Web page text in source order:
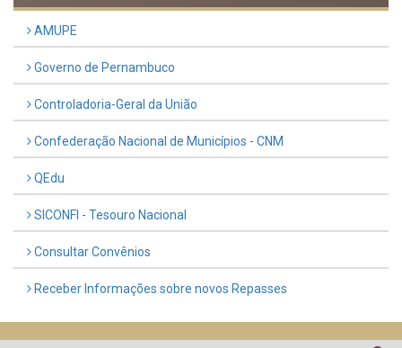
AMUPE
Governo de Pernambuco
Controladoria-Geral da União
Confederação Nacional de Municípios - CNM
QEdu
SICONFI - Tesouro Nacional
Consultar Convênios
Receber Informações sobre novos Repasses